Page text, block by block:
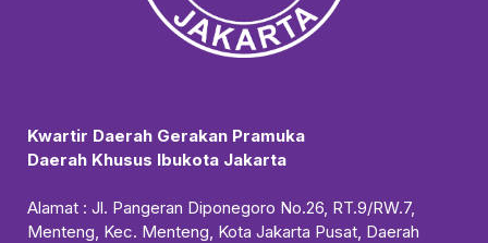
Kwartir Daerah Gerakan Pramuka
Daerah Khusus Ibukota Jakarta
Alamat : Jl. Pangeran Diponegoro No.26, RT.9/RW.7,
Menteng, Kec. Menteng, Kota Jakarta Pusat, Daerah